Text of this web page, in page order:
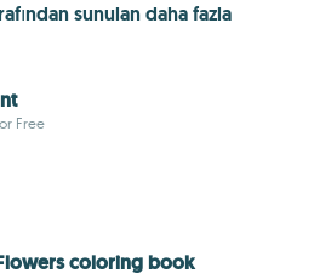
sunulan daha fazla
Free
coloring book